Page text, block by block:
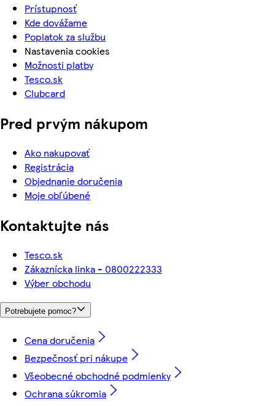
Prístupnosť
Kde dovážame
Poplatok za službu
Nastavenia cookies
Možnosti platby
Tesco.sk
Clubcard
Pred prvým nákupom
Ako nakupovať
Registrácia
Objednanie doručenia
Moje obľúbené
Kontaktujte nás
Tesco.sk
Zákaznícka linka - 0800222333
Výber obchodu
Potrebujete pomoc?
Cena doručenia
Bezpečnosť pri nákupe
Všeobecné obchodné podmienky
Ochrana súkromia